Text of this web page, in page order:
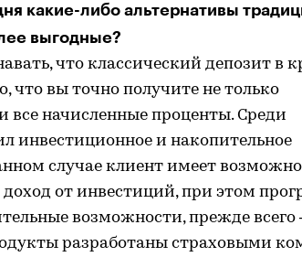
какие-либо альтернативы
выгодные?
что классический депозит в
что вы точно получите не только
все начисленные проценты. Среди
инвестиционное и накопительное
случае клиент имеет
от инвестиций, при этом
возможности, прежде всего
разработаны страховыми